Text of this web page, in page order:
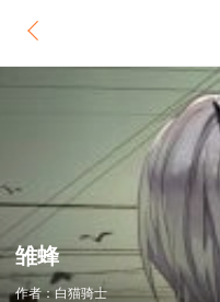
雏蜂
作者：白猫骑士